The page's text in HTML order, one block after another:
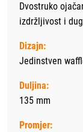
Dvostruko
izdržljivost i
Dizajn:
Jedinstven
Duljina:
135 mm
Promjer: